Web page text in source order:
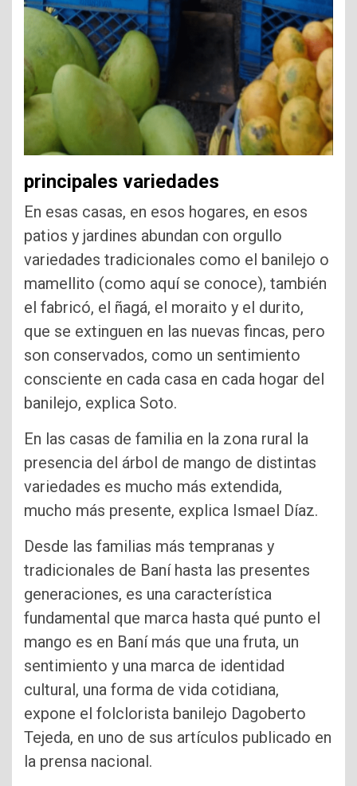
principales variedades
En esas casas, en esos hogares, en esos
patios y jardines abundan con orgullo
variedades tradicionales como el banilejo o
mamellito (como aquí se conoce), también
el fabricó, el ñagá, el moraito y el durito,
que se extinguen en las nuevas fincas, pero
son conservados, como un sentimiento
consciente en cada casa en cada hogar del
banilejo, explica Soto.
En las casas de familia en la zona rural la
presencia del árbol de mango de distintas
variedades es mucho más extendida,
mucho más presente, explica Ismael Díaz.
Desde las familias más tempranas y
tradicionales de Baní hasta las presentes
generaciones, es una característica
fundamental que marca hasta qué punto el
mango es en Baní más que una fruta, un
sentimiento y una marca de identidad
cultural, una forma de vida cotidiana,
expone el folclorista banilejo Dagoberto
Tejeda, en uno de sus artículos publicado en
la prensa nacional.